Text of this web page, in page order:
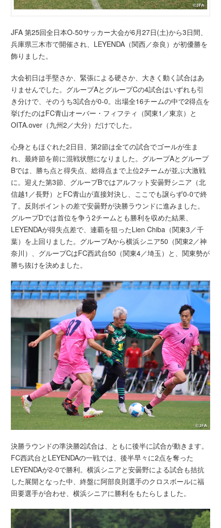
JFA 第25回全日本O-50サッカー大会が6月27日(土)から3日間、
兵庫県三木市で開催され、LEYENDA（関西／奈良）が初優勝を
飾りました。
大会初日は手堅さか、緊張による硬さか、大きく動く試合はあ
りませんでした。グループAとグループCの4試合はいずれも引
き分けで、そのうち3試合が0-0。出場全16チームの中で2得点を
挙げたのはFC青山オーバー・フィフティ（関東1／東京）と
OITA.over（九州2／大分）だけでした。
心身ともほぐれた2日目、第2節は全ての試合でゴールが生ま
れ、最終節を前に混戦状態になりました。グループAとグループ
Bでは、勝ち点と得失点、総得点まで上位2チームが並ぶ大激戦
に。迎えた第3節、グループBではアルフット安曇野シニア（北
信越1／長野）とFC青山が直接対決し、ここでも譲らず0-0で終
了。反則ポイントの差で安曇野が決勝ラウンドに進みました。
グループDでは首位を争う2チームとも勝利を収めた結果、
LEYENDAが得失点差で、連覇を狙ったLien Chiba（関東3／千
葉）を上回りました。グループAから横浜シニア50（関東2／神
奈川）、グループCはFC西武台50（関東4／埼玉）と、関東勢が
勝ち抜けを決めました。
決勝ラウンドの準決勝2試合は、ともに後半に試合が動きます。
FC西武台とLEYENDAの一戦では、後半早々に2点を奪った
LEYENDAが2-0で勝利。横浜シニアと安曇野による試合も拮抗
した展開となった中、終盤に阿部良則選手のクロスボールに福
田要選手が合わせ、横浜シニアに勝利をもたらしました。